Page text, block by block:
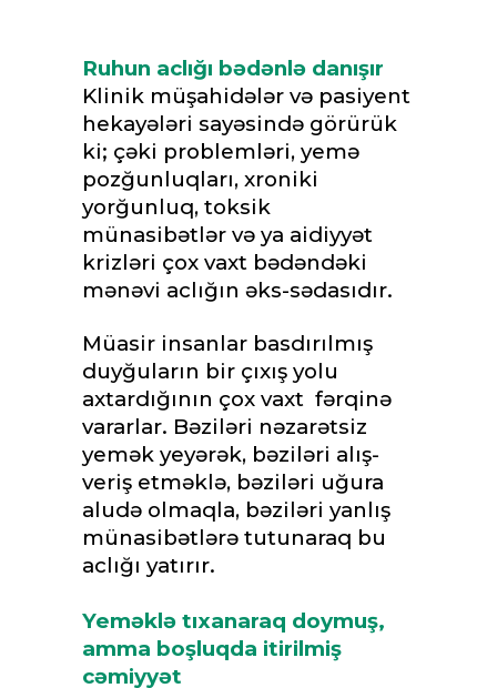
Ruhun aclığı bədənlə danışır
Klinik müşahidələr və pasiyent
hekayələri sayəsində görürük
ki; çəki problemləri, yemə
pozğunluqları, xroniki
yorğunluq, toksik
münasibətlər və ya aidiyyət
krizləri çox vaxt bədəndəki
mənəvi aclığın əks-sədasıdır.
Müasir insanlar basdırılmış
duyğuların bir çıxış yolu
axtardığının çox vaxt fərqinə
vararlar. Bəziləri nəzarətsiz
yemək yeyərək, bəziləri alış-
veriş etməklə, bəziləri uğura
aludə olmaqla, bəziləri yanlış
münasibətlərə tutunaraq bu
aclığı yatırır.
Yeməklə tıxanaraq doymuş,
amma boşluqda itirilmiş
cəmiyyət